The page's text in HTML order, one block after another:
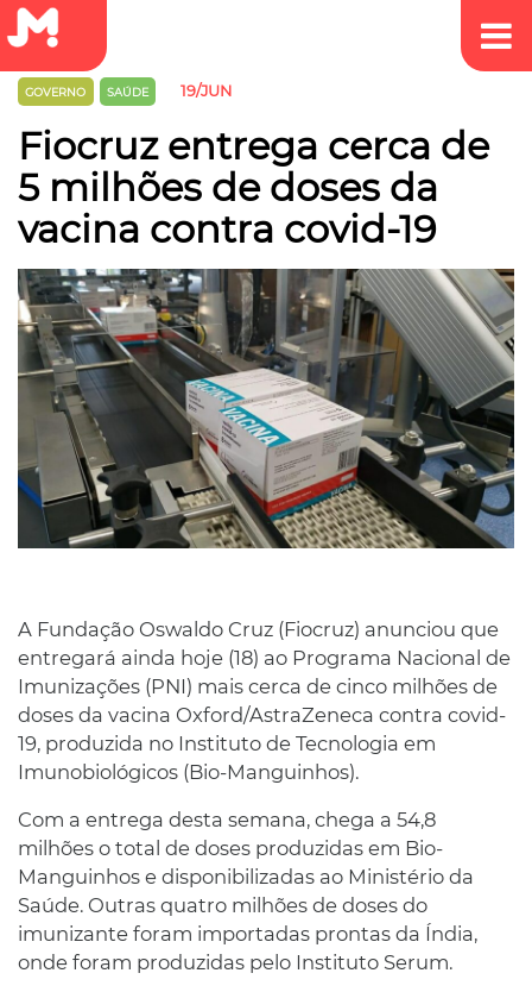
GOVERNO SAÚDE 19/JUN
Fiocruz entrega cerca de
5 milhões de doses da
vacina contra covid-19
A Fundação Oswaldo Cruz (Fiocruz) anunciou que
entregará ainda hoje (18) ao Programa Nacional de
Imunizações (PNI) mais cerca de cinco milhões de
doses da vacina Oxford/AstraZeneca contra covid-
19, produzida no Instituto de Tecnologia em
Imunobiológicos (Bio-Manguinhos).
Com a entrega desta semana, chega a 54,8
milhões o total de doses produzidas em Bio-
Manguinhos e disponibilizadas ao Ministério da
Saúde. Outras quatro milhões de doses do
imunizante foram importadas prontas da Índia,
onde foram produzidas pelo Instituto Serum.